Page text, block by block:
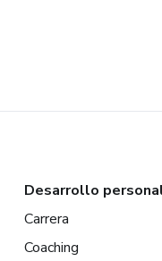
Desarrollo
Carrera
Coaching